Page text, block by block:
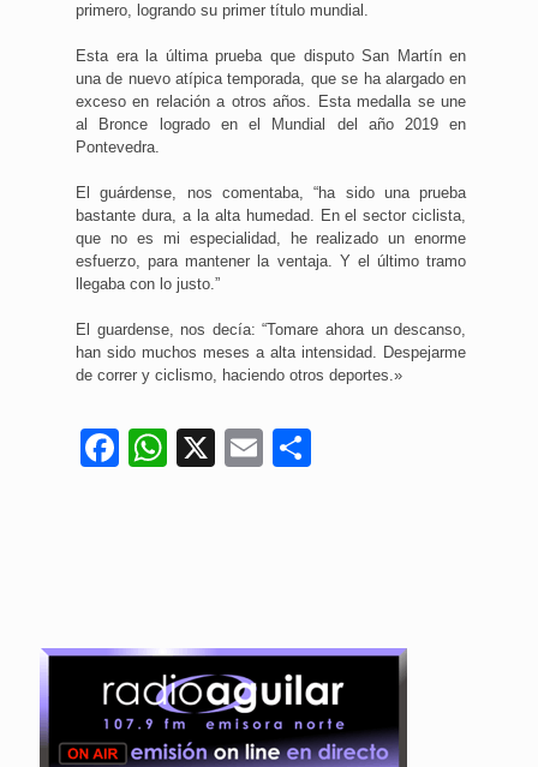
primero, logrando su primer título mundial.
Esta era la última prueba que disputo San Martín en
una de nuevo atípica temporada, que se ha alargado en
exceso en relación a otros años. Esta medalla se une
al Bronce logrado en el Mundial del año 2019 en
Pontevedra.
El guárdense, nos comentaba, “ha sido una prueba
bastante dura, a la alta humedad. En el sector ciclista,
que no es mi especialidad, he realizado un enorme
esfuerzo, para mantener la ventaja. Y el último tramo
llegaba con lo justo.”
El guardense, nos decía: “Tomare ahora un descanso,
han sido muchos meses a alta intensidad. Despejarme
de correr y ciclismo, haciendo otros deportes.»
Facebook
WhatsApp
X Email